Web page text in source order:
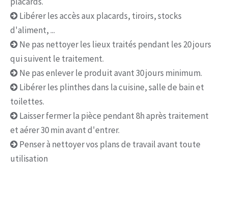
Libérer les accès aux placards, tiroirs, stocks
d'aliment, ...
Ne pas nettoyer les lieux traités pendant les 20 jours
qui suivent le traitement.
Ne pas enlever le produit avant 30 jours minimum.
Libérer les plinthes dans la cuisine, salle de bain et
toilettes.
Laisser fermer la pièce pendant 8h après traitement
et aérer 30 min avant d'entrer.
Penser à nettoyer vos plans de travail avant toute
utilisation